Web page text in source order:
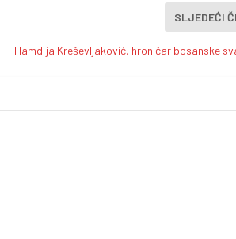
SLJEDEĆI
Hamdija Kreševljaković, hroničar bosanske